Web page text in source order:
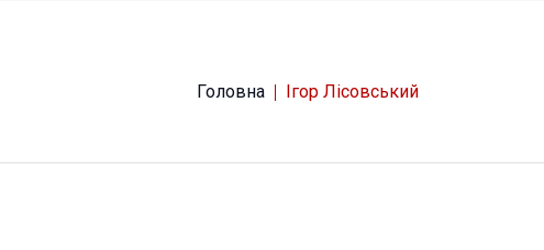
Головна Ігор Лісовський